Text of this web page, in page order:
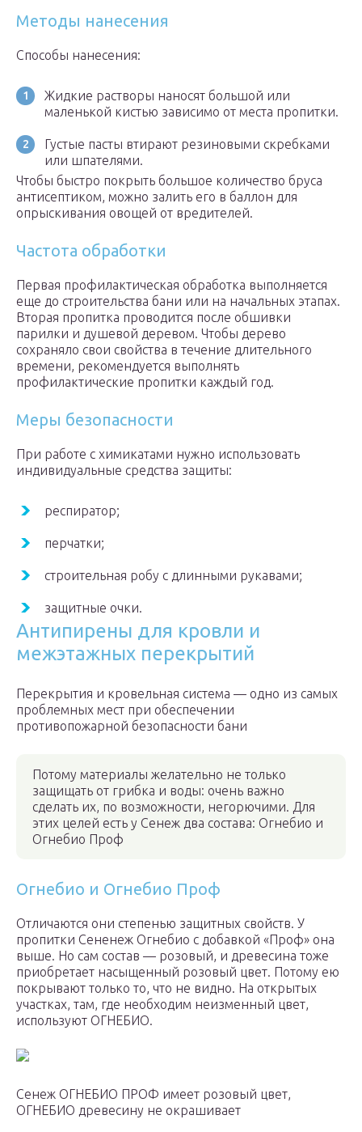
Методы нанесения
Способы нанесения:
Жидкие растворы наносят большой или
маленькой кистью зависимо от места пропитки.
Густые пасты втирают резиновыми скребками
или шпателями.
Чтобы быстро покрыть большое количество бруса
антисептиком, можно залить его в баллон для
опрыскивания овощей от вредителей.
Частота обработки
Первая профилактическая обработка выполняется
еще до строительства бани или на начальных этапах.
Вторая пропитка проводится после обшивки
парилки и душевой деревом. Чтобы дерево
сохраняло свои свойства в течение длительного
времени, рекомендуется выполнять
профилактические пропитки каждый год.
Меры безопасности
При работе с химикатами нужно использовать
индивидуальные средства защиты:
респиратор;
перчатки;
строительная робу с длинными рукавами;
защитные очки.
Антипирены для кровли и
межэтажных перекрытий
Перекрытия и кровельная система — одно из самых
проблемных мест при обеспечении
противопожарной безопасности бани
Потому материалы желательно не только
защищать от грибка и воды: очень важно
сделать их, по возможности, негорючими. Для
этих целей есть у Сенеж два состава: Огнебио и
Огнебио Проф
Огнебио и Огнебио Проф
Отличаются они степенью защитных свойств. У
пропитки Сененеж Огнебио с добавкой «Проф» она
выше. Но сам состав — розовый, и древесина тоже
приобретает насыщенный розовый цвет. Потому ею
покрывают только то, что не видно. На открытых
участках, там, где необходим неизменный цвет,
используют ОГНЕБИО.
Сенеж ОГНЕБИО ПРОФ имеет розовый цвет,
ОГНЕБИО древесину не окрашивает